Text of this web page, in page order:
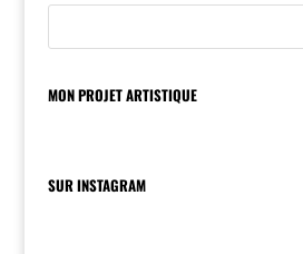
MON PROJET ARTISTIQUE
SUR INSTAGRAM